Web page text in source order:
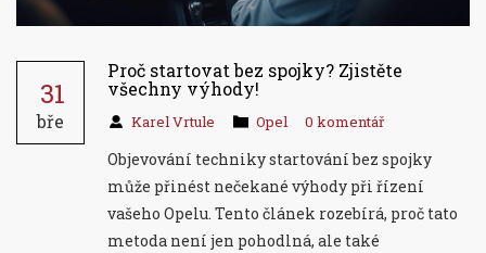
31
bře
Proč startovat bez spojky? Zjistěte
všechny výhody!
Karel Vrtule Opel 0 komentář
Objevování techniky startování bez spojky
může přinést nečekané výhody při řízení
vašeho Opelu. Tento článek rozebírá, proč tato
metoda není jen pohodlná, ale také